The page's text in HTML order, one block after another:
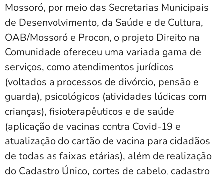
Mossoró, por meio das Secretarias Municipais
de Desenvolvimento, da Saúde e de Cultura,
OAB/Mossoró e Procon, o projeto Direito na
Comunidade ofereceu uma variada gama de
serviços, como atendimentos jurídicos
(voltados a processos de divórcio, pensão e
guarda), psicológicos (atividades lúdicas com
crianças), fisioterapêuticos e de saúde
(aplicação de vacinas contra Covid-19 e
atualização do cartão de vacina para cidadãos
de todas as faixas etárias), além de realização
do Cadastro Único, cortes de cabelo, cadastro